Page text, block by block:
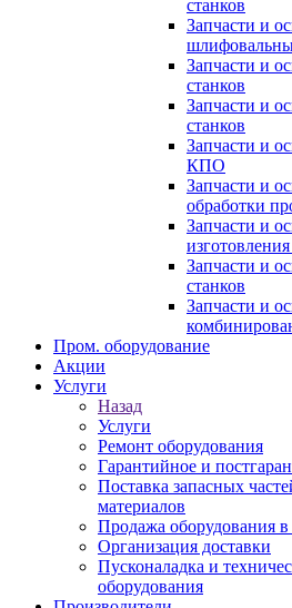
станков
Запчасти и
Запчасти и
станков
Запчасти и
станков
Запчасти и
КПО
Запчасти и
обработки
Запчасти и
Запчасти и
станков
Запчасти и
Пром. оборудование
Акции
Услуги
Назад
Услуги
Ремонт оборудования
Гарантийное и
Поставка запасных
материалов
Продажа оборудования в
Организация доставки
Пусконаладка и
оборудования